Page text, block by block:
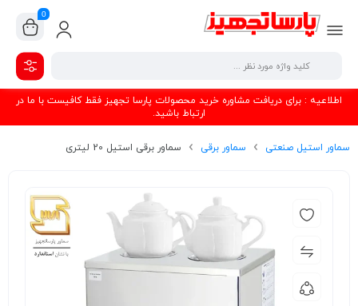
0
اطلاعیه : برای دریافت مشاوره خرید محصولات پارسا تجهیز فقط کافیست با ما در
ارتباط باشید.
سماور استیل صنعتی سماور برقی سماور برقی استیل 20 لیتری